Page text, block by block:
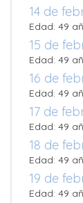
14 de
Edad: 49
15 de
Edad: 49
16 de
Edad: 49
17 de
Edad: 49
18 de
Edad: 49
19 de
Edad: 49